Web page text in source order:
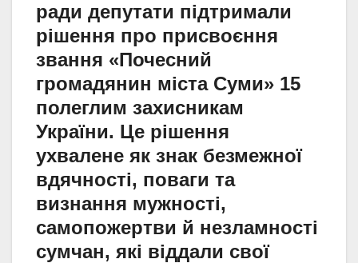
ради депутати підтримали
рішення про присвоєння
звання «Почесний
громадянин міста Суми» 15
полеглим захисникам
України. Це рішення
ухвалене як знак безмежної
вдячності, поваги та
визнання мужності,
самопожертви й незламності
сумчан, які віддали свої